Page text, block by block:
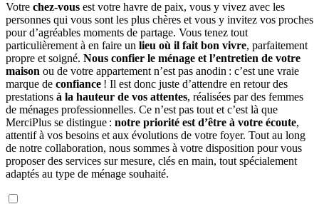
Votre chez-vous est votre havre de paix, vous y vivez avec les
personnes qui vous sont les plus chères et vous y invitez vos proches
pour d’agréables moments de partage. Vous tenez tout
particulièrement à en faire un lieu où il fait bon vivre, parfaitement
propre et soigné. Nous confier le ménage et l’entretien de votre
maison ou de votre appartement n’est pas anodin : c’est une vraie
marque de confiance ! Il est donc juste d’attendre en retour des
prestations à la hauteur de vos attentes, réalisées par des femmes
de ménages professionnelles. Ce n’est pas tout et c’est là que
MerciPlus se distingue : notre priorité est d’être à votre écoute,
attentif à vos besoins et aux évolutions de votre foyer. Tout au long
de notre collaboration, nous sommes à votre disposition pour vous
proposer des services sur mesure, clés en main, tout spécialement
adaptés au type de ménage souhaité.